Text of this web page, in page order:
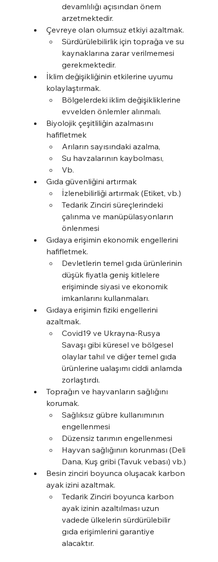
devamlılığı açısından önem
arzetmektedir.
Çevreye olan olumsuz etkiyi azaltmak.
Sürdürülebilirlik için toprağa ve su
kaynaklarına zarar verilmemesi
gerekmektedir.
İklim değişikliğinin etkilerine uyumu
kolaylaştırmak.
Bölgelerdeki iklim değişikliklerine
evvelden önlemler alınmalı.
Biyolojik çeşitliliğin azalmasını
hafifletmek
Arıların sayısındaki azalma,
Su havzalarının kaybolması,
Vb.
Gıda güvenliğini artırmak
İzlenebilirliği artırmak (Etiket, vb.)
Tedarik Zinciri süreçlerindeki
çalınma ve manüpülasyonların
önlenmesi
Gıdaya erişimin ekonomik engellerini
hafifletmek.
Devletlerin temel gıda ürünlerinin
düşük fiyatla geniş kitlelere
erişiminde siyasi ve ekonomik
imkanlarını kullanmaları.
Gıdaya erişimin fiziki engellerini
azaltmak.
Covid19 ve Ukrayna-Rusya
Savaşı gibi küresel ve bölgesel
olaylar tahıl ve diğer temel gıda
ürünlerine ualaşımı ciddi anlamda
zorlaştırdı.
Toprağın ve hayvanların sağlığını
korumak.
Sağlıksız gübre kullanımının
engellenmesi
Düzensiz tarımın engellenmesi
Hayvan sağlığının korunması (Deli
Dana, Kuş gribi (Tavuk vebası) vb.)
Besin zinciri boyunca oluşacak karbon
ayak izini azaltmak.
Tedarik Zinciri boyunca karbon
ayak izinin azaltılması uzun
vadede ülkelerin sürdürülebilir
gıda erişimlerini garantiye
alacaktır.